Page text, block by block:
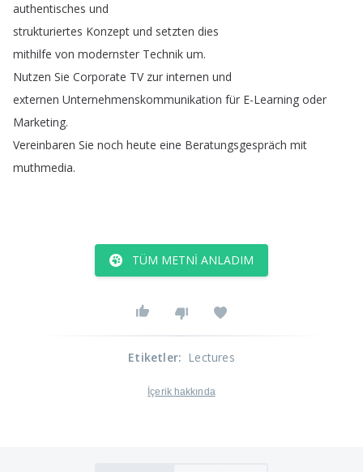
authentisches und
strukturiertes Konzept und setzten dies
mithilfe von modernster Technik um.
Nutzen Sie Corporate TV zur internen und
externen Unternehmenskommunikation für E-Learning oder
Marketing.
Vereinbaren Sie noch heute eine Beratungsgespräch mit
muthmedia.
TÜM METNI ANLADIM
Etiketler: Lectures
İçerik hakkında